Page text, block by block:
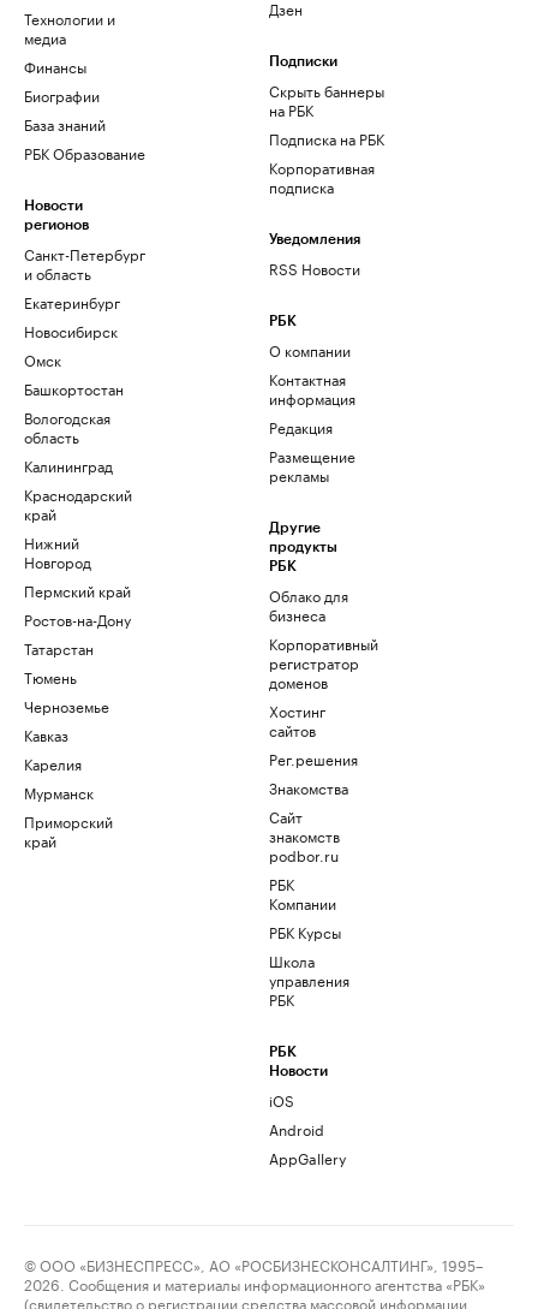
Технологии и
медиа
Финансы
Биографии
База знаний
РБК Образование
Новости
регионов
Санкт-Петербург
и область
Екатеринбург
Новосибирск
Омск
Башкортостан
Вологодская
область
Калининград
Краснодарский
край
Нижний
Новгород
Пермский край
Ростов-на-Дону
Татарстан
Тюмень
Черноземье
Кавказ
Карелия
Мурманск
Приморский
край
Дзен
Подписки
Скрыть баннеры
на РБК
Подписка на РБК
Корпоративная
подписка
Уведомления
RSS Новости
РБК
О компании
Контактная
информация
Редакция
Размещение
рекламы
Другие
продукты
РБК
Облако для
бизнеса
Корпоративный
регистратор
доменов
Хостинг
сайтов
Рег.решения
Знакомства
Сайт
знакомств
podbor.ru
РБК
Компании
РБК Курсы
Школа
управления
РБК
РБК
Новости
iOS
Android
AppGallery
© ООО «БИЗНЕСПРЕСС», АО «РОСБИЗНЕСКОНСАЛТИНГ», 1995–
2026. Сообщения и материалы информационного агентства «РБК»
(свидетельство о регистрации средства массовой информации